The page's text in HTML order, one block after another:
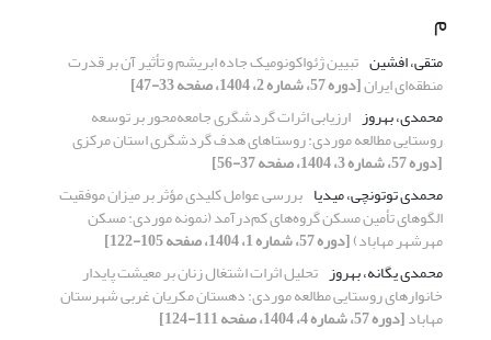
م
متقی، افشین تبیین ژئواکونومیک جاده ابریشم و تأثیر آن بر قدرت
منطقه‌ای ایران[دوره 57، شماره 2، 1404، صفحه 33-47]
محمدی، بهروز ارزیابی اثرات گردشگری جامعه‌محور بر توسعه
روستایی مطالعه موردی: روستاهای هدف گردشگری استان مرکزی
[دوره 57، شماره 3، 1404، صفحه 37-56]
محمدی توتونچی، میدیا بررسی عوامل کلیدی مؤثر بر میزان موفقیت
الگوهای تأمین مسکن گروه‌های کم‌درآمد (نمونه موردی: مسکن
مهرشهر مهاباد)[دوره 57، شماره 1، 1404، صفحه 105-122]
محمدی یگانه، بهروز تحلیل اثرات اشتغال زنان بر معیشت پایدار
خانوارهای روستایی مطالعه موردی: دهستان مکریان غربی شهرستان
مهاباد[دوره 57، شماره 4، 1404، صفحه 111-124]